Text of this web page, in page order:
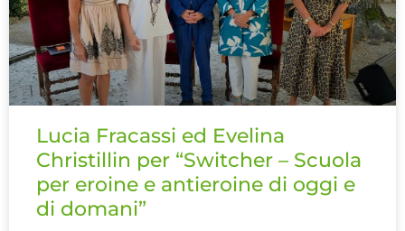
Lucia Fracassi ed Evelina
Christillin per “Switcher – Scuola
per eroine e antieroine di oggi e
di domani”